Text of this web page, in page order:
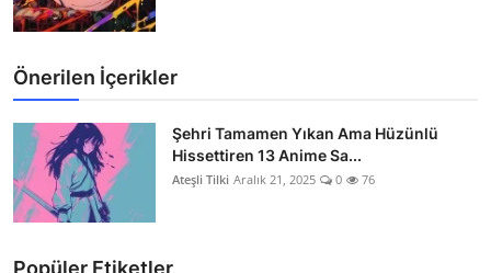
Önerilen İçerikler
Şehri Tamamen Yıkan Ama Hüzünlü
Hissettiren 13 Anime Sa...
Ateşli Tilki Aralık 21, 2025 0 76
Popüler Etiketler